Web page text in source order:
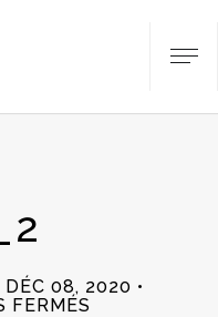
DÉC 08, 2020
FERMÉS